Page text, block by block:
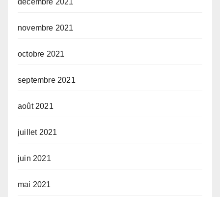
décembre 2021
novembre 2021
octobre 2021
septembre 2021
août 2021
juillet 2021
juin 2021
mai 2021